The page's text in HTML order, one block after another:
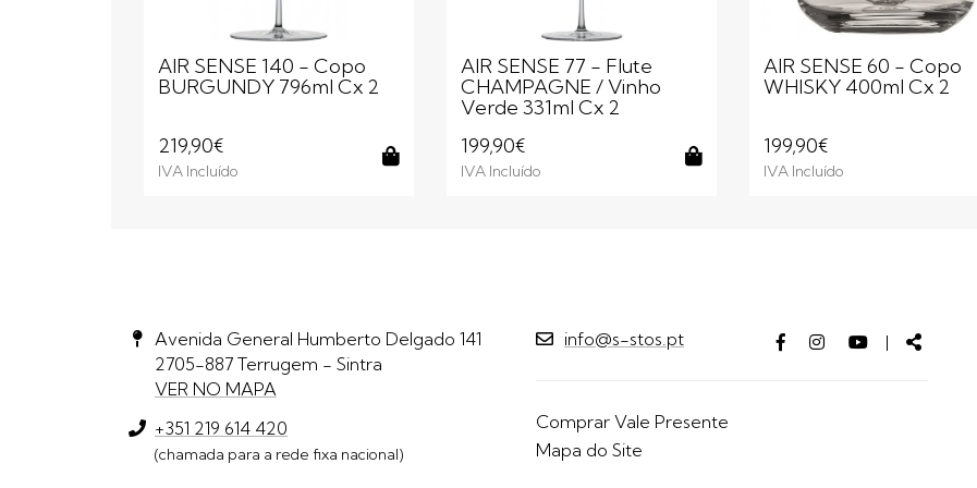
AIR SENSE 140 - Copo
BURGUNDY 796ml Cx 2
219,90€
IVA Incluído Comprar
AIR SENSE 77 - Flute
CHAMPAGNE / Vinho
Verde 331ml Cx 2
199,90€
IVA Incluído Comprar
AIR SENSE 60 - Copo
WHISKY 400ml Cx 2
199,90€
IVA Incluído
Avenida General Humberto Delgado 141
2705-887 Terrugem - Sintra
VER NO MAPA
+351 219 614 420
(chamada para a rede fixa nacional)
info@s-stos.pt
Facebook
InstagramYoutube
| Partilhar
Comprar Vale Presente
Mapa do Site